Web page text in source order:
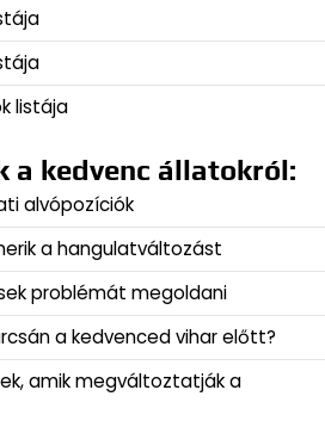
listája
a kedvenc állatokról:
alvópozíciók
a hangulatváltozást
problémát megoldani
a kedvenced vihar előtt?
amik megváltoztatják a